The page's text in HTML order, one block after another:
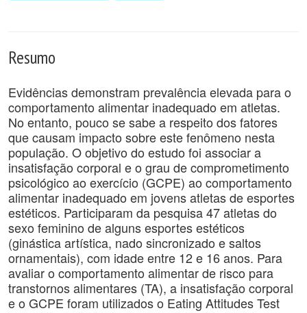
Resumo
Evidências demonstram prevalência elevada para o
comportamento alimentar inadequado em atletas.
No entanto, pouco se sabe a respeito dos fatores
que causam impacto sobre este fenômeno nesta
população. O objetivo do estudo foi associar a
insatisfação corporal e o grau de comprometimento
psicológico ao exercício (GCPE) ao comportamento
alimentar inadequado em jovens atletas de esportes
estéticos. Participaram da pesquisa 47 atletas do
sexo feminino de alguns esportes estéticos
(ginástica artística, nado sincronizado e saltos
ornamentais), com idade entre 12 e 16 anos. Para
avaliar o comportamento alimentar de risco para
transtornos alimentares (TA), a insatisfação corporal
e o GCPE foram utilizados o Eating Attitudes Test